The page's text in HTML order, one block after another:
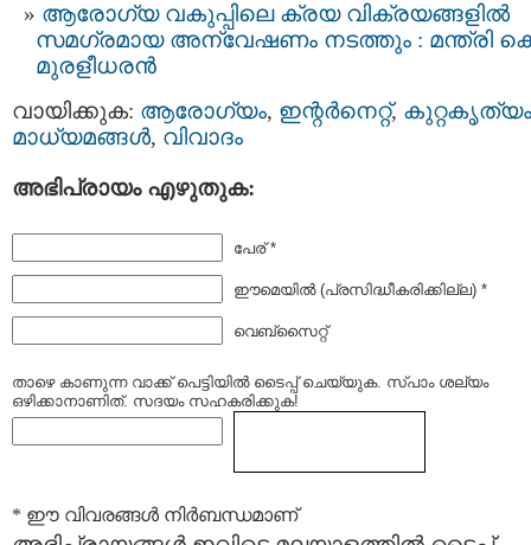
ആരോഗ്യ വകുപ്പിലെ ക്രയ വിക്രയങ്ങളിൽ
സമഗ്രമായ അന്വേഷണം നടത്തും : മന്ത്രി
മുരളീധരൻ
വായിക്കുക: ആരോഗ്യം, ഇന്റര്‍നെറ്റ്‌, കുറ്റകൃത്യം
മാധ്യമങ്ങള്‍, വിവാദം
അഭിപ്രായം എഴുതുക:
പേര് *
ഈമെയില്‍ (പ്രസിദ്ധീകരിക്കില്ല) *
വെബ്സൈറ്റ്
താഴെ കാണുന്ന വാക്ക് പെട്ടിയില്‍ ടൈപ്പ്‌ ചെയ്യുക. സ്പാം ശല്യം
ഒഴിക്കാനാണിത്. സദയം സഹകരിക്കുക!
* ഈ വിവരങ്ങള്‍ നിര്‍ബന്ധമാണ്